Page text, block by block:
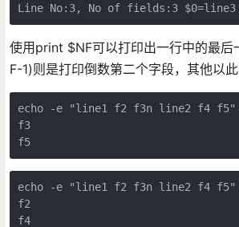
Line No:3, No of fields:3
使用print $NF可以打印出一行中的最后
F-1)则是打印倒数第二个字段，其他以此
echo -e "line1 f2 f3n line2 f4
f3
f5
echo -e "line1 f2 f3n line2 f4
f2
f4